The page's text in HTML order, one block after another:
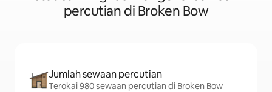
percutian di Broken Bow
Jumlah sewaan percutian
Terokai 980 sewaan percutian di Broken Bow